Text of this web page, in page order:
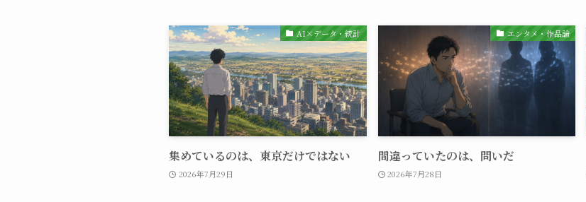
AI×データ・統計
集めているのは、東京だけではない
2026年7月29日
エンタメ・作品論
間違っていたのは、問いだ
2026年7月28日